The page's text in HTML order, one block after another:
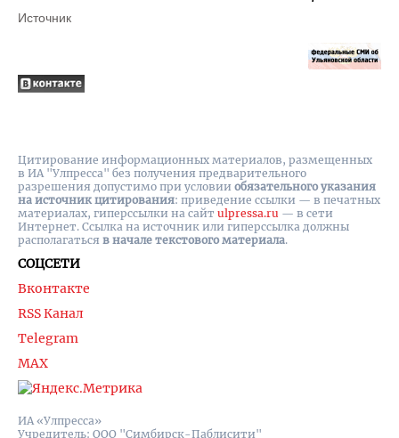
Источник
ИА «Улпресса»
Учредитель: ООО "Симбирск-Паблисити"
СОЦСЕТИ
Вконтакте
RSS Канал
Telegram
MAX
Цитирование информационных материалов, размещенных
в ИА "Улпресса" без получения предварительного
разрешения допустимо при условии обязательного указания
на источник цитирования: приведение ссылки — в печатных
материалах, гиперссылки на cайт ulpressa.ru — в сети
Интернет. Ссылка на источник или гиперссылка должны
располагаться в начале текстового материала.